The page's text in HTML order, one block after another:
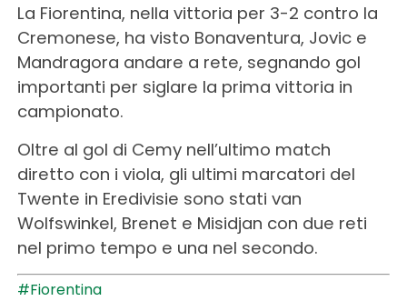
La Fiorentina, nella vittoria per 3-2 contro la
Cremonese, ha visto Bonaventura, Jovic e
Mandragora andare a rete, segnando gol
importanti per siglare la prima vittoria in
campionato.
Oltre al gol di Cemy nell’ultimo match
diretto con i viola, gli ultimi marcatori del
Twente in Eredivisie sono stati van
Wolfswinkel, Brenet e Misidjan con due reti
nel primo tempo e una nel secondo.
#Fiorentina